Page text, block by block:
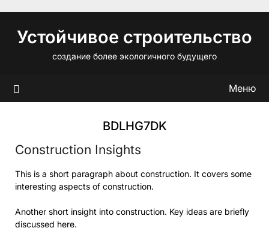
содержимому
Устойчивое строительство
создание более экологичного будущего
Меню
BDLHG7DK
Construction Insights
This is a short paragraph about construction. It covers some
interesting aspects of construction.
Another short insight into construction. Key ideas are briefly
discussed here.